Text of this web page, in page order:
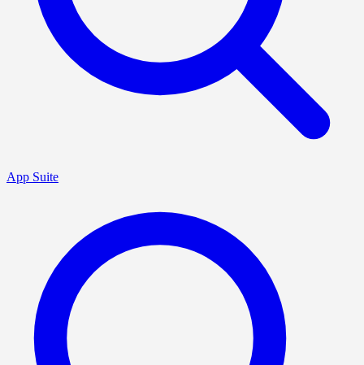
App Suite